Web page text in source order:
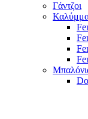
Γάντζοι